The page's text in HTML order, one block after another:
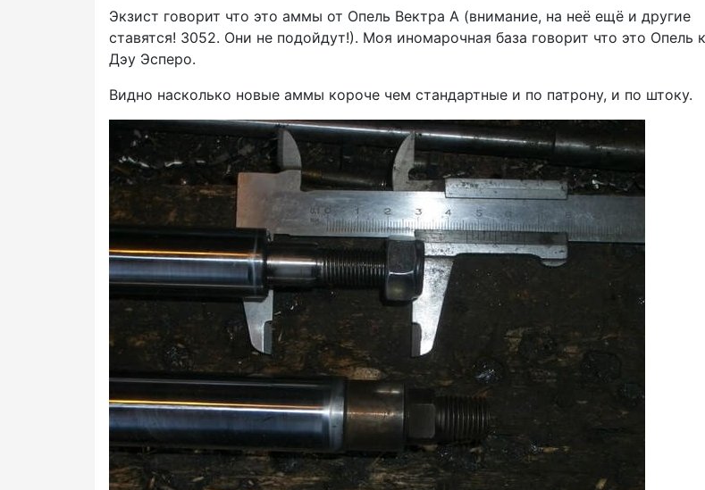
Экзист говорит что это аммы от Опель Вектра А (внимание, на неё ещё и другие
ставятся! 3052. Они не подойдут!). Моя иномарочная база говорит что это Опель
Дэу Эсперо.
Видно насколько новые аммы короче чем стандартные и по патрону, и по штоку.